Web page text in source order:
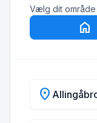
Vælg dit område
home
location_on